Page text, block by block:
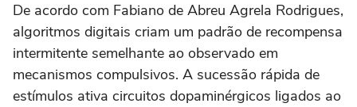
De acordo com Fabiano de Abreu Agrela Rodrigues,
algoritmos digitais criam um padrão de recompensa
intermitente semelhante ao observado em
mecanismos compulsivos. A sucessão rápida de
estímulos ativa circuitos dopaminérgicos ligados ao